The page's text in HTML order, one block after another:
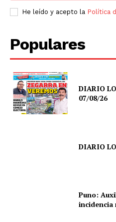
He leído y acepto la Política
Populares
DIARIO
07/08/26
DIARIO
Puno:
incidencia